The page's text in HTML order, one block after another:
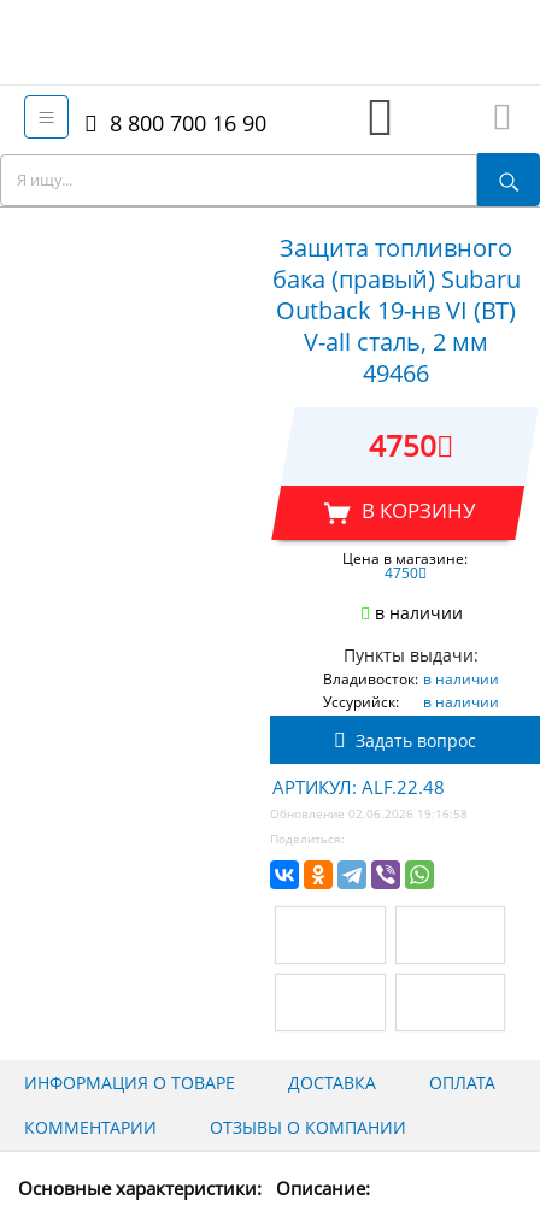
8 800 700 16 90
Защита топливного
бака (правый) Subaru
Outback 19-нв VI (BT)
V-all сталь, 2 мм
49466
4750
В КОРЗИНУ
Цена в магазине:
4750
в наличии
Пункты выдачи:
Владивосток: в наличии
Уссурийск:
в наличии
Задать вопрос
АРТИКУЛ: ALF.22.48
Обновление 02.06.2026 19:16:58
Поделиться:
ИНФОРМАЦИЯ О ТОВАРЕ ДОСТАВКА
ОПЛАТА
КОММЕНТАРИИ
ОТЗЫВЫ О КОМПАНИИ
Основные характеристики: Описание: